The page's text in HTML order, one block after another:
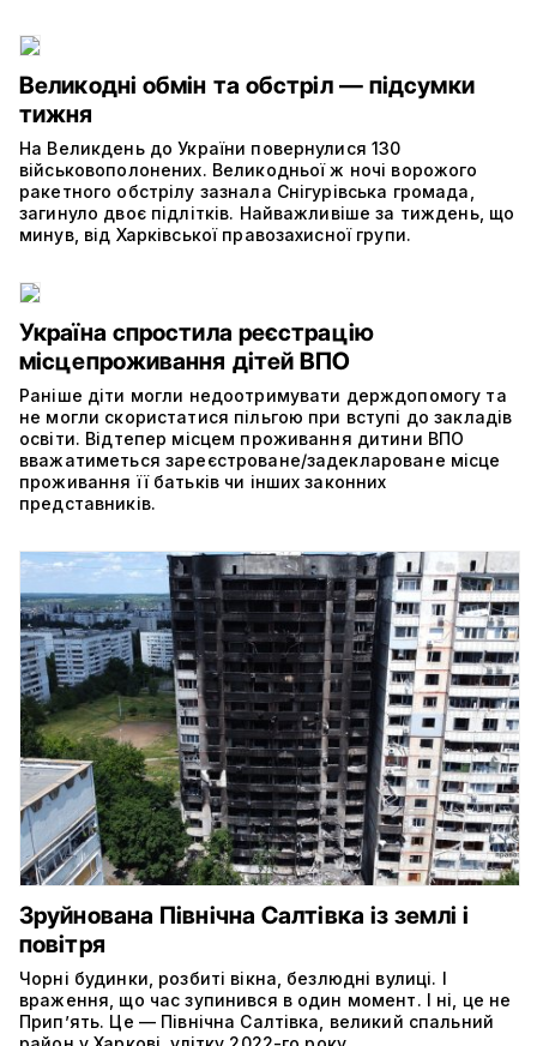
Великодні обмін та обстріл — підсумки
тижня
На Великдень до України повернулися 130
військовополонених. Великодньої ж ночі ворожого
ракетного обстрілу зазнала Снігурівська громада,
загинуло двоє підлітків. Найважливіше за тиждень, що
минув, від Харківської правозахисної групи.
Україна спростила реєстрацію
місцепроживання дітей ВПО
Раніше діти могли недоотримувати держдопомогу та
не могли скористатися пільгою при вступі до закладів
освіти. Відтепер місцем проживання дитини ВПО
вважатиметься зареєстроване/задеклароване місце
проживання її батьків чи інших законних
представників.
Зруйнована Північна Салтівка із землі і
повітря
Чорні будинки, розбиті вікна, безлюдні вулиці. І
враження, що час зупинився в один момент. І ні, це не
Прип’ять. Це — Північна Салтівка, великий спальний